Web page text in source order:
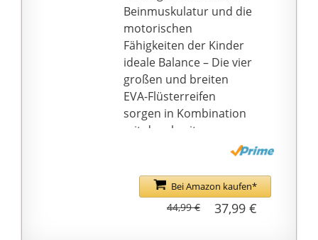
Jungen und Mädchen
als Geburtstags und
Weihnachts.
nachhaltigem Holz
gefertigt
NATÜRLICHES HOLZ:
Alle Hape-Produkte aus
Holz werden mit
Lösungsmitteln auf
Wasserbasis behandelt
Beinmuskulatur und die
motorischen
Fähigkeiten der Kinder
ideale Balance – Die vier
großen und breiten
EVA-Flüsterreifen
sorgen in Kombination
mit dem breiten
gute Stabilität bei den
ersten Fahrmanövern
Mit Griff und
Bei Amazon kaufen*
37,99 €
44,99 €